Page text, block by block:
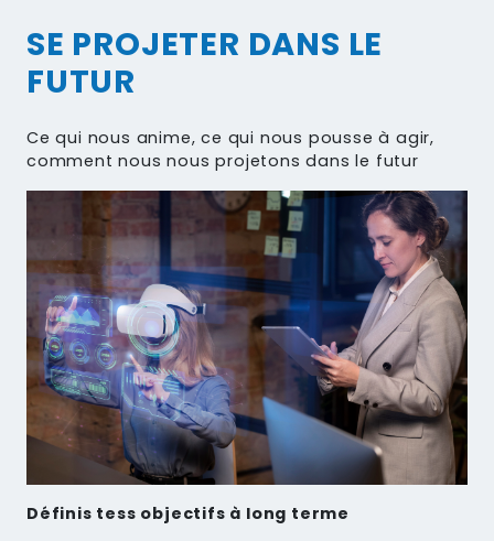
SE PROJETER DANS LE
FUTUR
Ce qui nous anime, ce qui nous pousse à agir,
comment nous nous projetons dans le futur
Définis tess objectifs à long terme